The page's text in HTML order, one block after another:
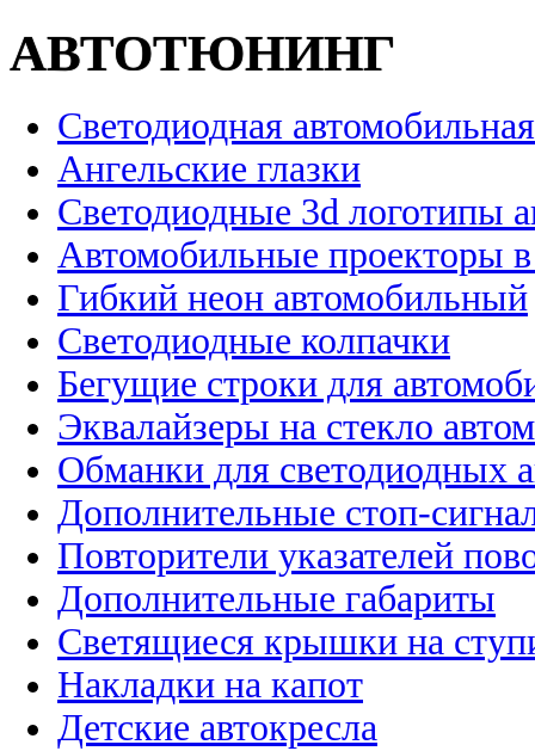
АВТОТЮНИНГ
Светодиодная
Ангельские глазки
Светодиодные 3d логотипы
Автомобильные проекторы
Гибкий неон автомобильный
Светодиодные колпачки
Бегущие строки для
Эквалайзеры на стекло
Обманки для светодиодных
Дополнительные стоп-
Повторители указателей
Дополнительные габариты
Светящиеся крышки на
Накладки на капот
Детские автокресла